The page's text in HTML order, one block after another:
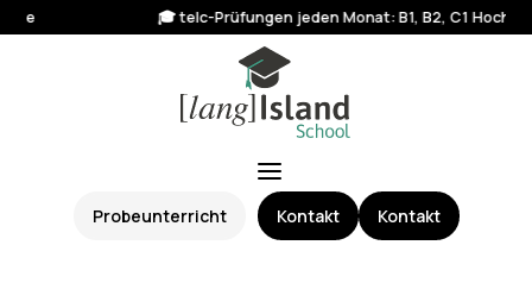
🎓 telc-Prüfungen jeden Monat: B1, B2, C1 Hochschule
Probeunterricht Kontakt Kontakt